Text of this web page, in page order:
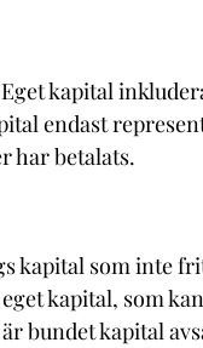
kapital
endast
har betalats.
kapital som inte
kapital, som
bundet kapital